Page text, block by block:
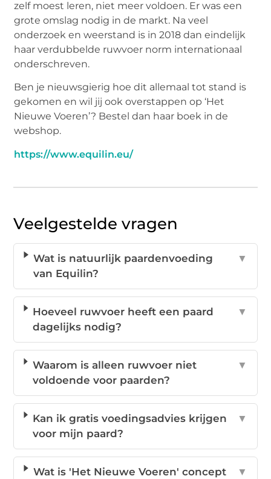
zelf moest leren, niet meer voldoen. Er was een
grote omslag nodig in de markt. Na veel
onderzoek en weerstand is in 2018 dan eindelijk
haar verdubbelde ruwvoer norm internationaal
onderschreven.
Ben je nieuwsgierig hoe dit allemaal tot stand is
gekomen en wil jij ook overstappen op ‘Het
Nieuwe Voeren’? Bestel dan haar boek in de
webshop.
https://www.equilin.eu/
Veelgestelde vragen
Wat is natuurlijk paardenvoeding
van Equilin?
▼
Hoeveel ruwvoer heeft een paard
dagelijks nodig?
▼
Waarom is alleen ruwvoer niet
voldoende voor paarden?
▼
Kan ik gratis voedingsadvies krijgen
voor mijn paard?
▼
Wat is 'Het Nieuwe Voeren' concept
▼